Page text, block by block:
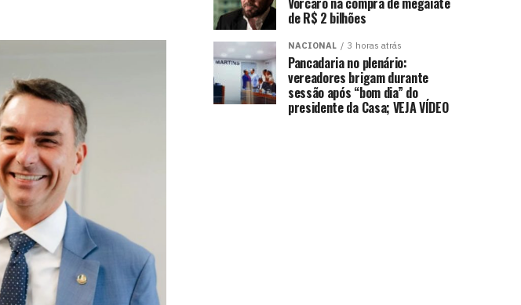
de R$ 2 bilhões
NACIONAL 3 horas atrás
Pancadaria no plenário:
vereadores brigam durante
sessão após “bom dia” do
presidente da Casa; VEJA VÍDEO